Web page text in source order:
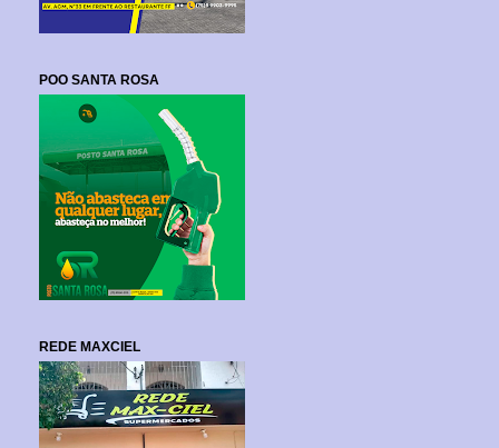
POO SANTA ROSA
REDE MAXCIEL